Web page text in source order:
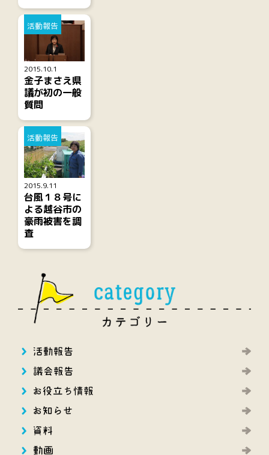
2015.10.1
活動報告
金子まさえ県
議が初の一般
質問
2015.9.11
活動報告
台風１８号に
よる越谷市の
豪雨被害を調
査